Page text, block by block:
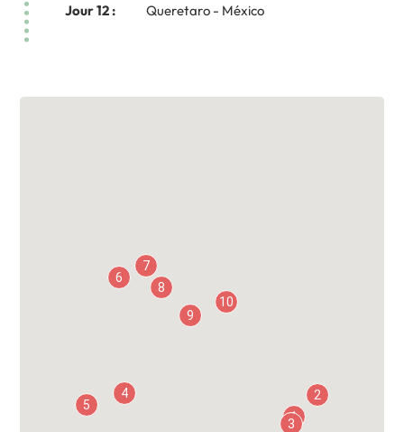
Jour 12 :
Queretaro - México
1
2
3
4
5
6
7
8
9
10